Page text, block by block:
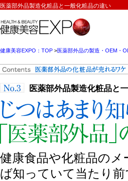
医薬部外品製造化粧品と一般化粧品の違い
健康美容EXPO：TOP >医薬部外品の製造・OEM・
医薬部外品製造化粧品と
健康食品や化粧品のメ
ば知っていて当たり